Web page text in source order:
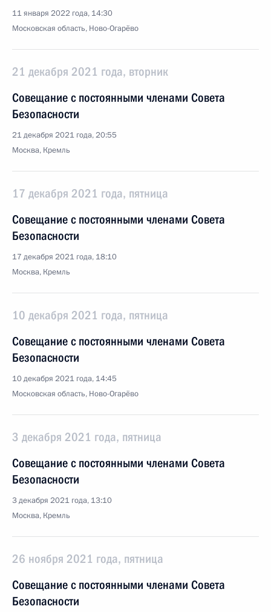
11 января 2022 года, 14:30
Московская область, Ново-Огарёво
21 декабря 2021 года, вторник
Совещание с постоянными членами Совета
Безопасности
21 декабря 2021 года, 20:55
Москва, Кремль
17 декабря 2021 года, пятница
Совещание с постоянными членами Совета
Безопасности
17 декабря 2021 года, 18:10
Москва, Кремль
10 декабря 2021 года, пятница
Совещание с постоянными членами Совета
Безопасности
10 декабря 2021 года, 14:45
Московская область, Ново-Огарёво
3 декабря 2021 года, пятница
Совещание с постоянными членами Совета
Безопасности
3 декабря 2021 года, 13:10
Москва, Кремль
26 ноября 2021 года, пятница
Совещание с постоянными членами Совета
Безопасности